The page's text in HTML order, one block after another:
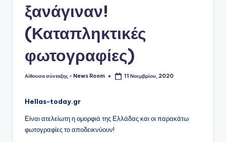
ξανάγιναν!
(Καταπληκτικές
φωτογραφίες)
Συγγραφέας:
Αίθουσα σύνταξης - News Room 11 Νοεμβρίου, 2020
Hellas-today.gr
Είναι ατελείωτη η ομορφιά της Ελλάδας και οι παρακάτω
φωτογραφίες το αποδεικνύουν!